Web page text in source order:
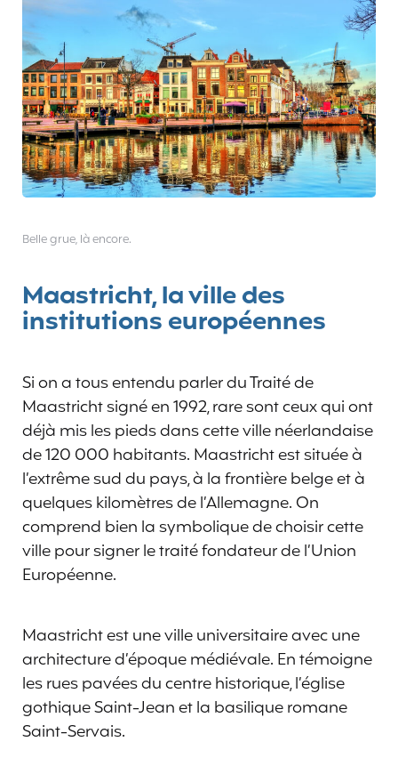
Belle grue, là encore.
Maastricht, la ville des
institutions européennes
Si on a tous entendu parler du Traité de
Maastricht signé en 1992, rare sont ceux qui ont
déjà mis les pieds dans cette ville néerlandaise
de 120 000 habitants. Maastricht est située à
l’extrême sud du pays, à la frontière belge et à
quelques kilomètres de l’Allemagne. On
comprend bien la symbolique de choisir cette
ville pour signer le traité fondateur de l’Union
Européenne.
Maastricht est une ville universitaire avec une
architecture d’époque médiévale. En témoigne
les rues pavées du centre historique, l’église
gothique Saint-Jean et la basilique romane
Saint-Servais.